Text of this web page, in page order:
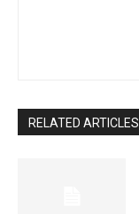
RELATED ARTICLES